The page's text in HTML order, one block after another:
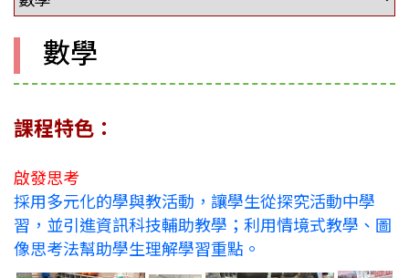
數學
課程特色：
啟發思考
採用多元化的學與教活動，讓學生從探究活動中學
習，並引進資訊科技輔助教學；利用情境式教學、圖
像思考法幫助學生理解學習重點。